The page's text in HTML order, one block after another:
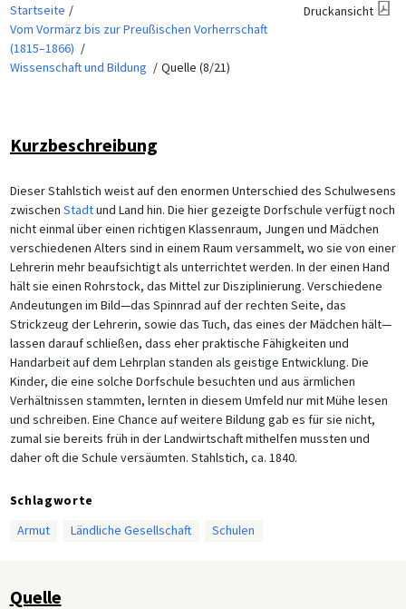
Startseite
Vom Vormärz bis zur Preußischen Vorherrschaft
(1815–1866)
Wissenschaft und Bildung
Quelle (8/21)
Druckansicht
Kurzbeschreibung
Dieser Stahlstich weist auf den enormen Unterschied des Schulwesens
zwischen Stadtund Land hin. Die hier gezeigte Dorfschule verfügt noch
nicht einmal über einen richtigen Klassenraum, Jungen und Mädchen
verschiedenen Alters sind in einem Raum versammelt, wo sie von einer
Lehrerin mehr beaufsichtigt als unterrichtet werden. In der einen Hand
hält sie einen Rohrstock, das Mittel zur Disziplinierung. Verschiedene
Andeutungen im Bild—das Spinnrad auf der rechten Seite, das
Strickzeug der Lehrerin, sowie das Tuch, das eines der Mädchen hält—
lassen darauf schließen, dass eher praktische Fähigkeiten und
Handarbeit auf dem Lehrplan standen als geistige Entwicklung. Die
Kinder, die eine solche Dorfschule besuchten und aus ärmlichen
Verhältnissen stammten, lernten in diesem Umfeld nur mit Mühe lesen
und schreiben. Eine Chance auf weitere Bildung gab es für sie nicht,
zumal sie bereits früh in der Landwirtschaft mithelfen mussten und
daher oft die Schule versäumten. Stahlstich, ca. 1840.
Schlagworte
Armut
Ländliche Gesellschaft Schulen
Quelle